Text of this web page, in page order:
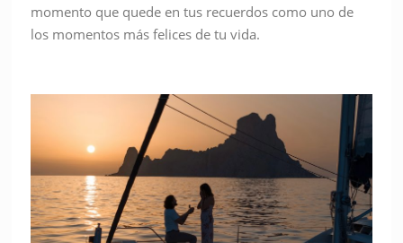
momento que quede en tus recuerdos como uno de
los momentos más felices de tu vida.